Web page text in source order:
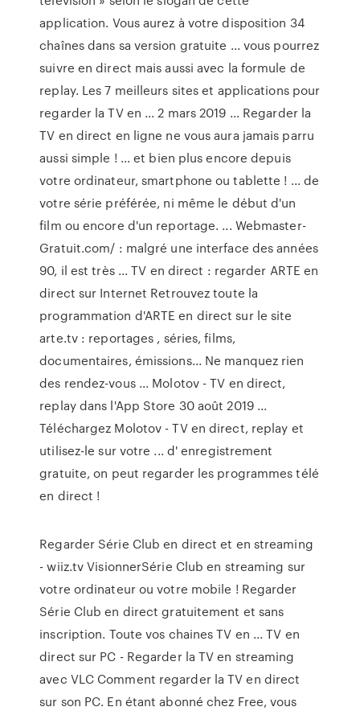
application. Vous aurez à votre disposition 34
chaînes dans sa version gratuite ... vous pourrez
suivre en direct mais aussi avec la formule de
replay. Les 7 meilleurs sites et applications pour
regarder la TV en ... 2 mars 2019 ... Regarder la
TV en direct en ligne ne vous aura jamais parru
aussi simple ! ... et bien plus encore depuis
votre ordinateur, smartphone ou tablette ! ... de
votre série préférée, ni même le début d'un
film ou encore d'un reportage. ... Webmaster-
Gratuit.com/ : malgré une interface des années
90, il est très ... TV en direct : regarder ARTE en
direct sur Internet Retrouvez toute la
programmation d'ARTE en direct sur le site
arte.tv : reportages , séries, films,
documentaires, émissions... Ne manquez rien
des rendez-vous ... Molotov - TV en direct,
replay dans l'App Store 30 août 2019 ...
Téléchargez Molotov - TV en direct, replay et
utilisez-le sur votre ... d' enregistrement
gratuite, on peut regarder les programmes télé
en direct !
Regarder Série Club en direct et en streaming
- wiiz.tv VisionnerSérie Club en streaming sur
votre ordinateur ou votre mobile ! Regarder
Série Club en direct gratuitement et sans
inscription. Toute vos chaines TV en ... TV en
direct sur PC - Regarder la TV en streaming
avec VLC Comment regarder la TV en direct
sur son PC. En étant abonné chez Free, vous